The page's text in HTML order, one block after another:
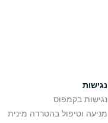
נגישות
נגישות בקמפוס
מניעה וטיפול בהטרדה מינית